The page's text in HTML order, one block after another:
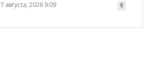
7 августа, 2026 9:09 8